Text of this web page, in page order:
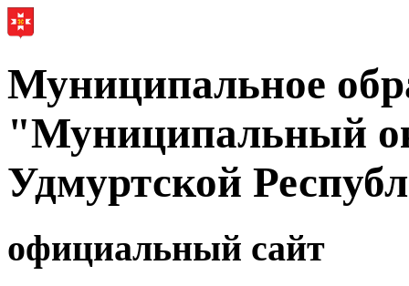
Муниципальное
"Муниципальный
Удмуртской
официальный сайт